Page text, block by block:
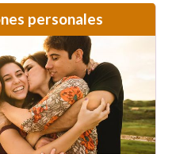
personales